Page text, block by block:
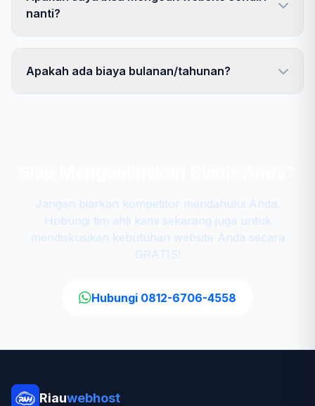
nanti?
Apakah ada biaya bulanan/tahunan?
Jangan biarkan kompetitor mendahului Anda.
Hubungi tim ahli kami sekarang juga untuk
mendiskusikan kebutuhan website Anda secara
GRATIS!
Hubungi 0812-6706-4558
Riauwebhost